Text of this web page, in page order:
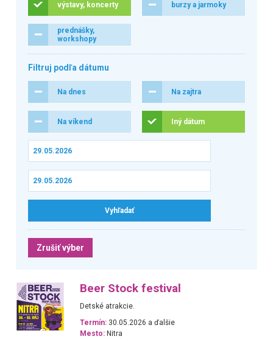
výstavy, koncerty burzy a jarmoky
prednášky,
workshopy
Filtruj podľa dátumu
Na dnes Na zajtra
Na víkend Iný dátum
Zrušiť výber
Beer Stock festival
Detské atrakcie.
Termín: 30.05.2026 a ďalšie
Mesto: Nitra